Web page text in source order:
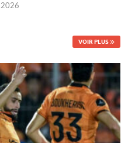
VOIR PLUS